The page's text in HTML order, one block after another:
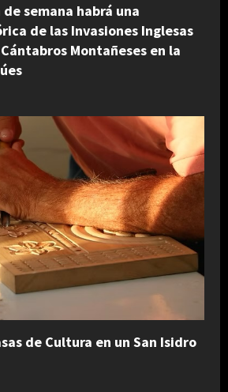
semana habrá una
de las Invasiones Inglesas
Montañeses en la
de Cultura en un San Isidro